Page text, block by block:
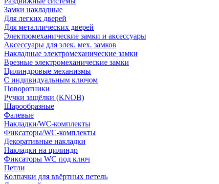
Замки накладные
Для легких дверей
Для металлических дверей
Электромеханические замки и аксессуары
Аксессуары для элек. мех. замков
Накладные электромеханические замки
Врезные электромеханические замки
Цилиндровые механизмы
С индивидуальным ключом
Поворотники
Ручки защёлки (KNOB)
Шарообразные
Фалевые
Накладки/WC-комплекты
Фиксаторы/WC-комплекты
Декоративные накладки
Накладки на цилиндр
Фиксаторы WC под ключ
Петли
Колпачки для ввёртных петель